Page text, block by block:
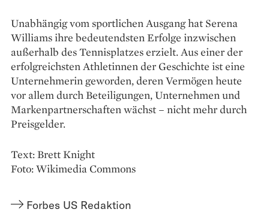
Unabhängig vom sportlichen Ausgang hat Serena
Williams ihre bedeutendsten Erfolge inzwischen
außerhalb des Tennisplatzes erzielt. Aus einer der
erfolgreichsten Athletinnen der Geschichte ist eine
Unternehmerin geworden, deren Vermögen heute
vor allem durch Beteiligungen, Unternehmen und
Markenpartnerschaften wächst – nicht mehr durch
Preisgelder.
Text: Brett Knight
Foto: Wikimedia Commons
Forbes US Redaktion